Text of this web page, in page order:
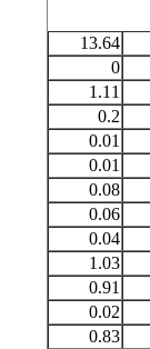
13.64
0
1.11
0.2
0.01
0.01
0.08
0.06
0.04
1.03
0.91
0.02
0.83